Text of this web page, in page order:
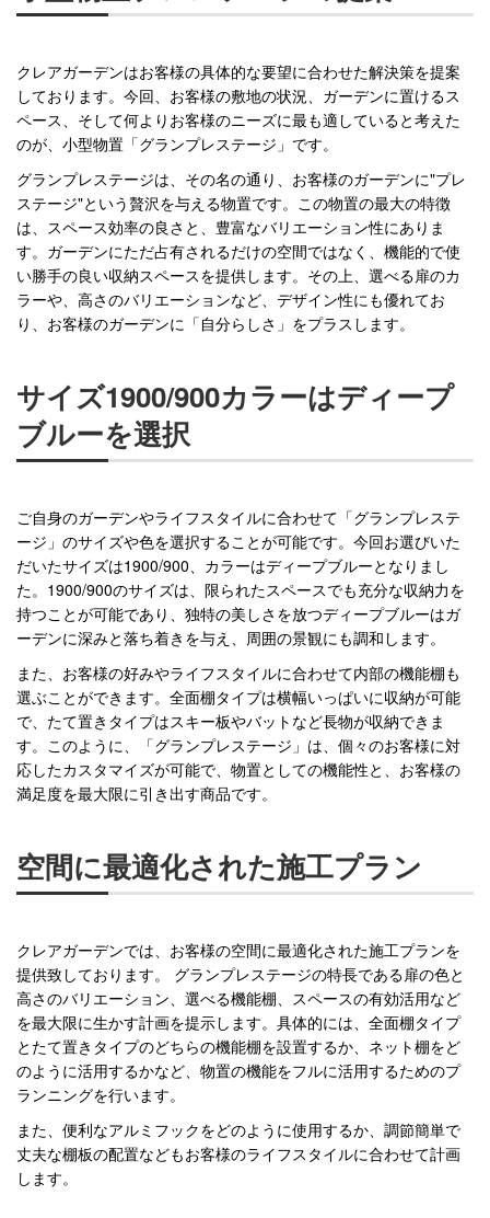
クレアガーデンはお客様の具体的な要望に合わせた解決策を提案
しております。今回、お客様の敷地の状況、ガーデンに置けるス
ペース、そして何よりお客様のニーズに最も適していると考えた
のが、小型物置「グランプレステージ」です。
グランプレステージは、その名の通り、お客様のガーデンに"プレ
ステージ"という贅沢を与える物置です。この物置の最大の特徴
は、スペース効率の良さと、豊富なバリエーション性にありま
す。ガーデンにただ占有されるだけの空間ではなく、機能的で使
い勝手の良い収納スペースを提供します。その上、選べる扉のカ
ラーや、高さのバリエーションなど、デザイン性にも優れてお
り、お客様のガーデンに「自分らしさ」をプラスします。
サイズ1900/900カラーはディープ
ブルーを選択
ご自身のガーデンやライフスタイルに合わせて「グランプレステ
ージ」のサイズや色を選択することが可能です。今回お選びいた
だいたサイズは1900/900、カラーはディープブルーとなりまし
た。1900/900のサイズは、限られたスペースでも充分な収納力を
持つことが可能であり、独特の美しさを放つディープブルーはガ
ーデンに深みと落ち着きを与え、周囲の景観にも調和します。
また、お客様の好みやライフスタイルに合わせて内部の機能棚も
選ぶことができます。全面棚タイプは横幅いっぱいに収納が可能
で、たて置きタイプはスキー板やバットなど長物が収納できま
す。このように、「グランプレステージ」は、個々のお客様に対
応したカスタマイズが可能で、物置としての機能性と、お客様の
満足度を最大限に引き出す商品です。
空間に最適化された施工プラン
クレアガーデンでは、お客様の空間に最適化された施工プランを
提供致しております。 グランプレステージの特長である扉の色と
高さのバリエーション、選べる機能棚、スペースの有効活用など
を最大限に生かす計画を提示します。具体的には、全面棚タイプ
とたて置きタイプのどちらの機能棚を設置するか、ネット棚をど
のように活用するかなど、物置の機能をフルに活用するためのプ
ランニングを行います。
また、便利なアルミフックをどのように使用するか、調節簡単で
丈夫な棚板の配置などもお客様のライフスタイルに合わせて計画
します。